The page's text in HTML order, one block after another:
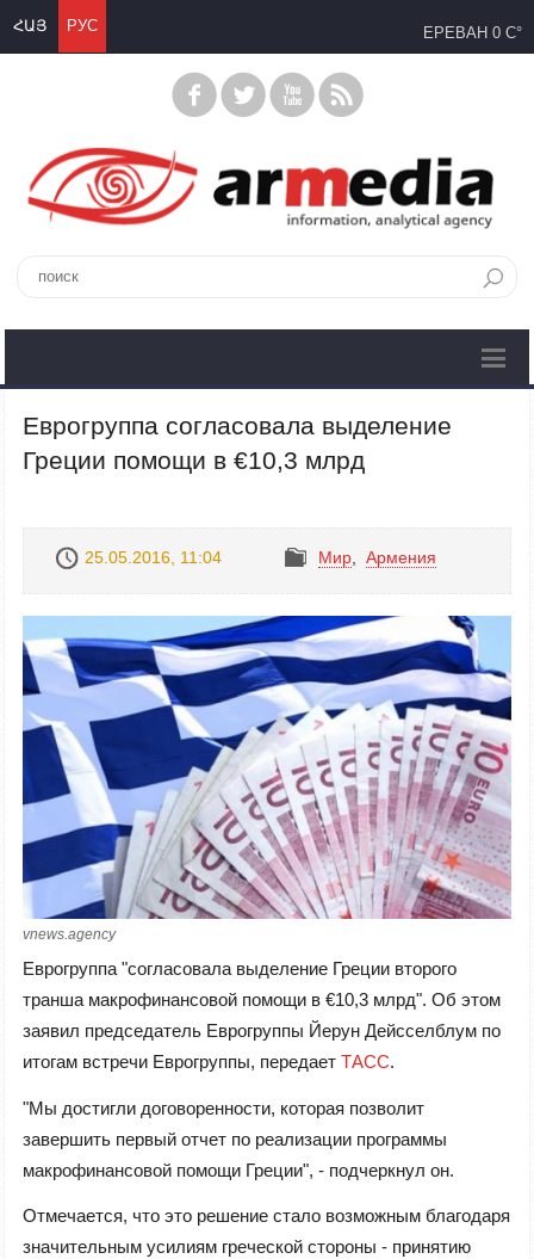
ՀԱՅ РУС ЕРЕВАН 0 C°
Еврогруппа согласовала выделение
Греции помощи в €10,3 млрд
25.05.2016, 11:04 Mир Армения
vnews.agency
Еврогруппа "согласовала выделение Греции второго
транша макрофинансовой помощи в €10,3 млрд". Об этом
заявил председатель Еврогруппы Йерун Дейсселблум по
итогам встречи Еврогруппы, передает ТАСС.
"Мы достигли договоренности, которая позволит
завершить первый отчет по реализации программы
макрофинансовой помощи Греции", - подчеркнул он.
Отмечается, что это решение стало возможным благодаря
значительным усилиям греческой стороны - принятию